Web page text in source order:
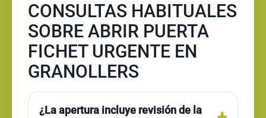
CONSULTAS HABITUALES
SOBRE ABRIR PUERTA
FICHET URGENTE EN
GRANOLLERS
¿La apertura incluye revisión de la